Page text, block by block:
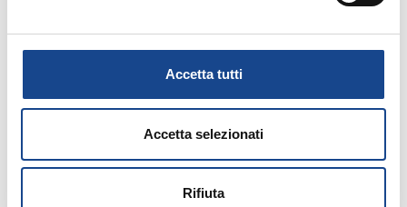
Accetta tutti
Accetta selezionati
Rifiuta
Elezioni Regionali Lombardia: i modelli dei